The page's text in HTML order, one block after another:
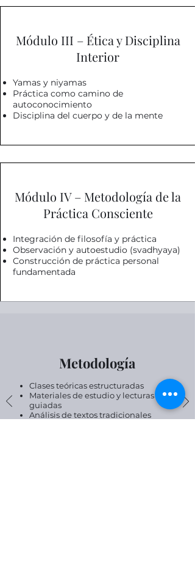
Módulo III – Ética y Disciplina
Interior
Yamas y niyamas
Práctica como camino de
autoconocimiento
Disciplina del cuerpo y de la mente
Módulo IV – Metodología de la
Práctica Consciente
Integración de filosofía y práctica
Observación y autoestudio (svadhyaya)
Construcción de práctica personal
fundamentada
Metodología
Clases teóricas estructuradas
Materiales de estudio y lecturas
guiadas
Análisis de textos tradicionales